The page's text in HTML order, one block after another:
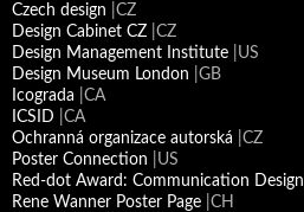
Czech design |CZ
Design Cabinet CZ |CZ
Design Management Institute |US
Design Museum London |GB
Icograda |CA
ICSID |CA
Ochranná organizace autorská |CZ
Poster Connection |US
Red-dot Award: Communication Design
Rene Wanner Poster Page |CH